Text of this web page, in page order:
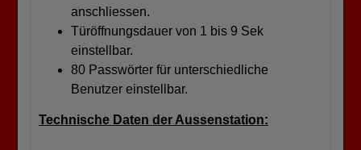
anschliessen.
Türöffnungsdauer von 1 bis 9 Sek
einstellbar.
80 Passwörter für unterschiedliche
Benutzer einstellbar.
Technische Daten der Aussenstation: